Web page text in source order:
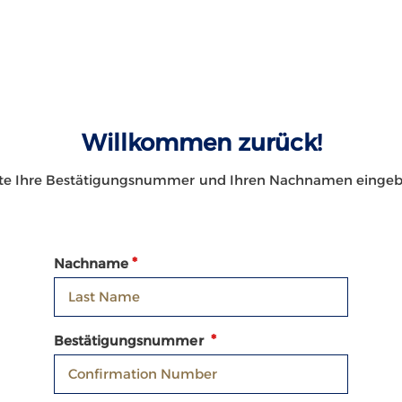
Willkommen zurück!
Ihre Bestätigungsnummer und Ihren Nachnamen
Nachname
Bestätigungsnummer